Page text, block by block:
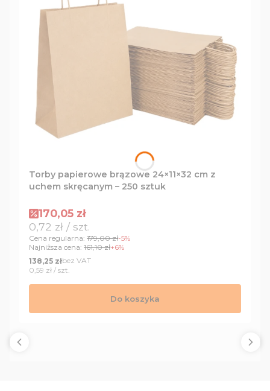
Torby papierowe brązowe 24×11×32 cm z
uchem skręcanym – 250 sztuk
Cena promocyjna
170,05 zł
Cena jednostkowa
0,72 zł / szt.
Cena regularna: 179,00 zł-5%
Najniższa cena: 161,10 zł+6%
Cena
138,25 złbez VAT
Cena jednostkowa
0,59 zł / szt.
Do koszyka